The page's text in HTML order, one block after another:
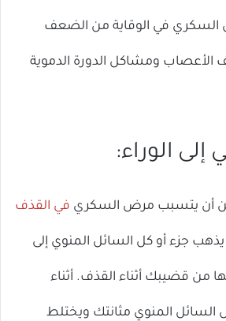
السكري في الوقاية من الضعف
الأعصاب ومشاكل الدورة الدموية
إلى الوراء:
أن يتسبب مرض السكري في القذف
يذهب جزء أو كل السائل المنوي إلى
من قضيبك أثناء القذف. أثناء
السائل المنوي مثانتك ويختلط